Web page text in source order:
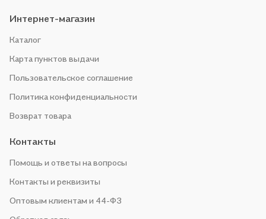
Интернет-магазин
Каталог
Карта пунктов выдачи
Пользовательское соглашение
Политика конфиденциальности
Возврат товара
Контакты
Помощь и ответы на вопросы
Контакты и реквизиты
Оптовым клиентам и 44-ФЗ